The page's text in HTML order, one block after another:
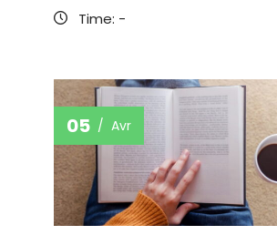
Time: -
05 Avr